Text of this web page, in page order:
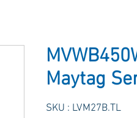
Maytag
SKU : LVM27B.TL